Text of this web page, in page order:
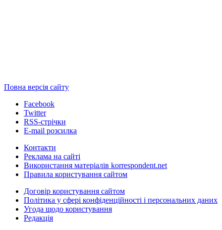
Повна версія сайту
Facebook
Twitter
RSS-стрічки
E-mail розсилка
Контакти
Реклама на сайті
Використання матеріалів korrespondent.net
Правила користування сайтом
Договір користування сайтом
Політика у сфері конфіденційності і персональних даних
Угода щодо користування
Редакція